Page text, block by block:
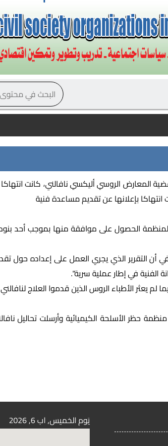
المعارض الروسي أليكسي نافالني، كانت
انتهاكا بإعلانها عن تقديم مساعدة فنية
الحصول على موافقة منها بموجب أحد
في أن التقرير الذي يجري العمل على إعداده حول
الفنية في إطار عملية سرية".
يعثر الأطباء الروس الذين قدموا العلاج
حظر الأسلحة الكيميائية وأرسلت تحاليل
يَوم الخميس, اب6, 2026